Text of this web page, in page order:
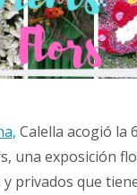
Calella acogió la
una exposición
privados que